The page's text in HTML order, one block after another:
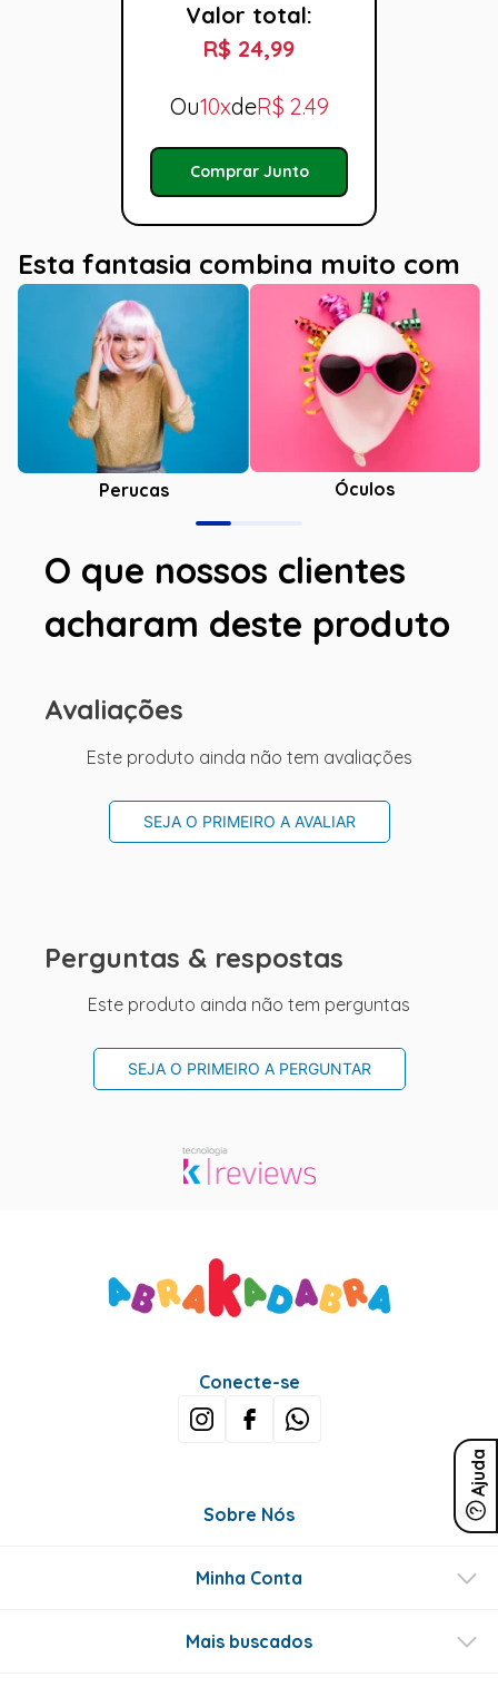
Valor total:
R$ 24,99
Ou10xdeR$ 2.49
Comprar Junto
Esta fantasia combina muito com
Perucas Óculos
O que nossos clientes
acharam deste produto
Avaliações
Este produto ainda não tem avaliações
SEJA O PRIMEIRO A AVALIAR
Perguntas & respostas
Este produto ainda não tem perguntas
SEJA O PRIMEIRO A PERGUNTAR
Ajuda
Conecte-se
Sobre Nós
Minha Conta
Mais buscados